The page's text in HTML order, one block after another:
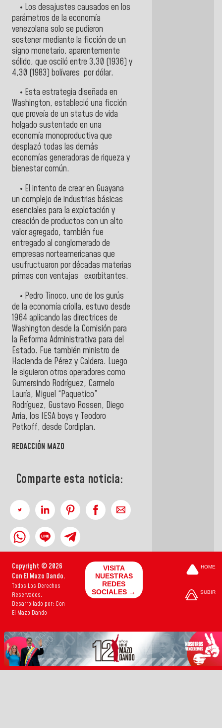
• Los desajustes causados en los
parámetros de la economía
venezolana solo se pudieron
sostener mediante la ficción de un
signo monetario, aparentemente
sólido, que osciló entre 3,30 (1936) y
4,30 (1983) bolívares por dólar.
• Esta estrategia diseñada en
Washington, estableció una ficción
que proveía de un status de vida
holgado sustentado en una
economía monoproductiva que
desplazó todas las demás
economías generadoras de riqueza y
bienestar común.
• El intento de crear en Guayana
un complejo de industrias básicas
esenciales para la explotación y
creación de productos con un alto
valor agregado, también fue
entregado al conglomerado de
empresas norteamericanas que
usufructuaron por décadas materias
primas con ventajas exorbitantes.
• Pedro Tinoco, uno de los gurús
de la economía criolla, estuvo desde
1964 aplicando las directrices de
Washington desde la Comisión para
la Reforma Administrativa para del
Estado. Fue también ministro de
Hacienda de Pérez y Caldera. Luego
le siguieron otros operadores como
Gumersindo Rodríguez, Carmelo
Lauría, Miguel “Paquetico”
Rodríguez, Gustavo Rossen, Diego
Arria, los IESA boys y Teodoro
Petkoff, desde Cordiplan.
REDACCIÓN MAZO
Comparte esta noticia:
Copyright © 2026
Con El Mazo Dando.
Todos Los Derechos
Reservados.
Desarrollado por: Con
El Mazo Dando
VISITA
NUESTRAS
REDES
SOCIALES →
HOME
SUBIR